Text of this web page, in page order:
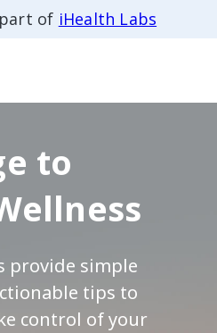
of iHealth Labs
to
provide simple
tips to
control of your